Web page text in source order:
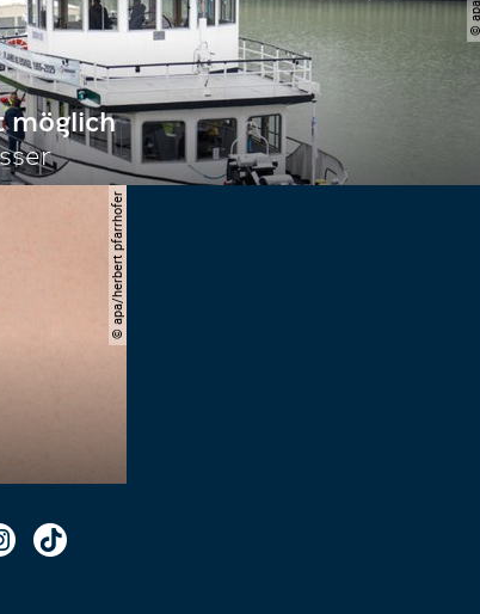
möglich
© apa/herbert pfarrhofer